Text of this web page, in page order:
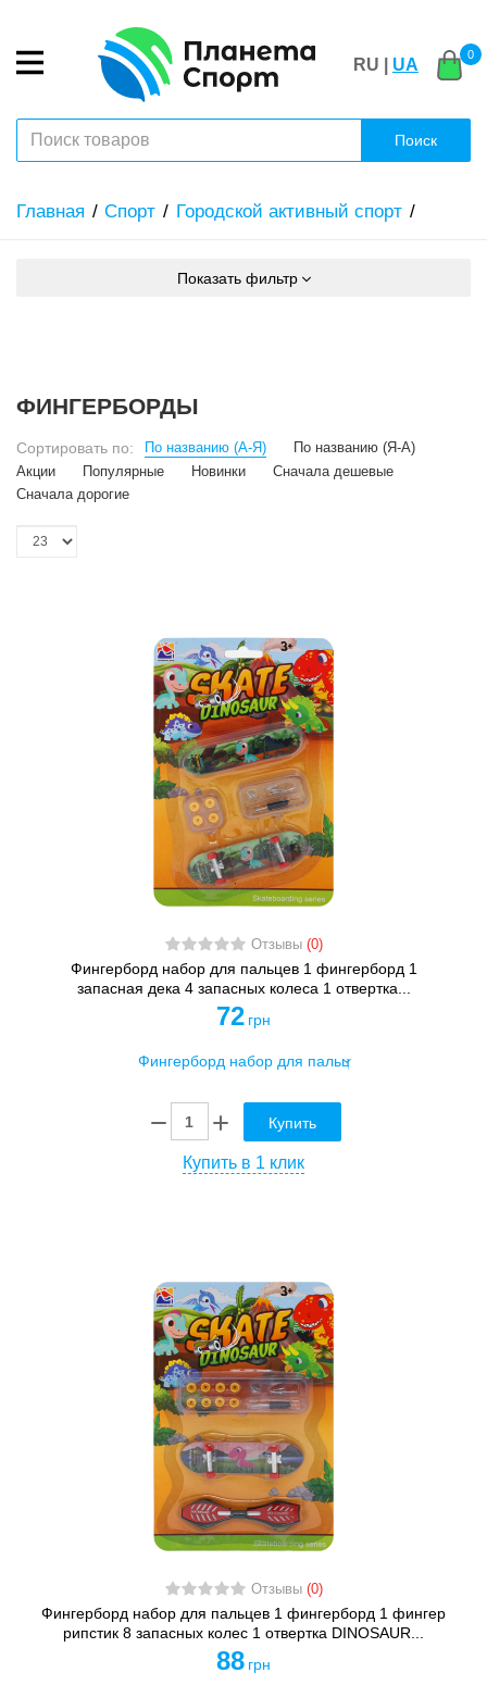
RU | UA
0
Поиск
Главная Спорт Городской активный спорт
Показать фильтр
ФИНГЕРБОРДЫ
Сортировать по: По названию (А-Я)
По названию (Я-А)
Акции
Популярные Новинки
Сначала дешевые
Сначала дорогие
Отзывы (0)
Фингерборд набор для пальцев 1 фингерборд 1
запасная дека 4 запасных колеса 1 отвертка...
72 грн
Купить
Купить в 1 клик
Отзывы (0)
Фингерборд набор для пальцев 1 фингерборд 1 фингер
рипстик 8 запасных колес 1 отвертка DINOSAUR...
88 грн